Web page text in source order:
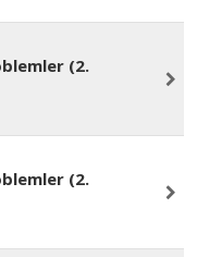
(2.
(2.